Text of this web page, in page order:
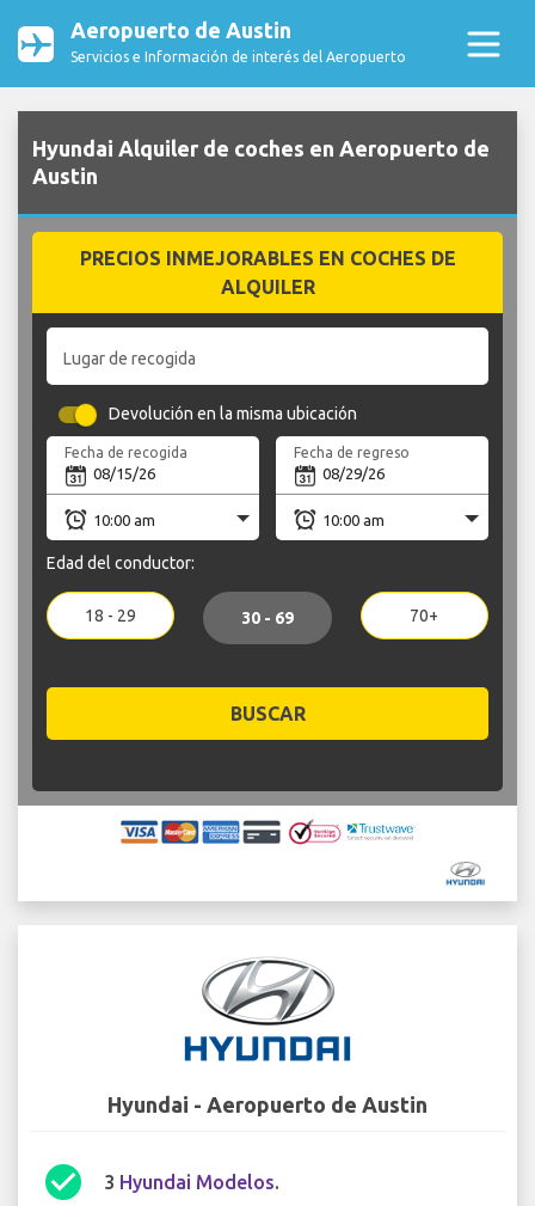
Aeropuerto de Austin
Servicios e Información de interés del Aeropuerto
Hyundai Alquiler de coches en Aeropuerto de
Austin
PRECIOS INMEJORABLES EN COCHES DE
ALQUILER
Lugar de recogida
Devolución en la misma ubicación
Fecha de recogida Fecha de regreso
Edad del conductor:
18 - 29 30 - 69 70+
BUSCAR
Hyundai - Aeropuerto de Austin
check_circle 3 Hyundai Modelos.